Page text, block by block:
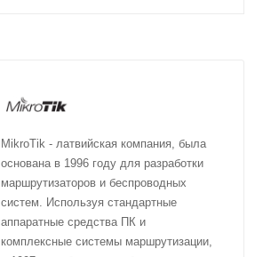
MikroTik - латвийская компания, была
основана в 1996 году для разработки
маршрутизаторов и беспроводных
систем. Используя стандартные
аппаратные средства ПК и
комплексные системы маршрутизации,